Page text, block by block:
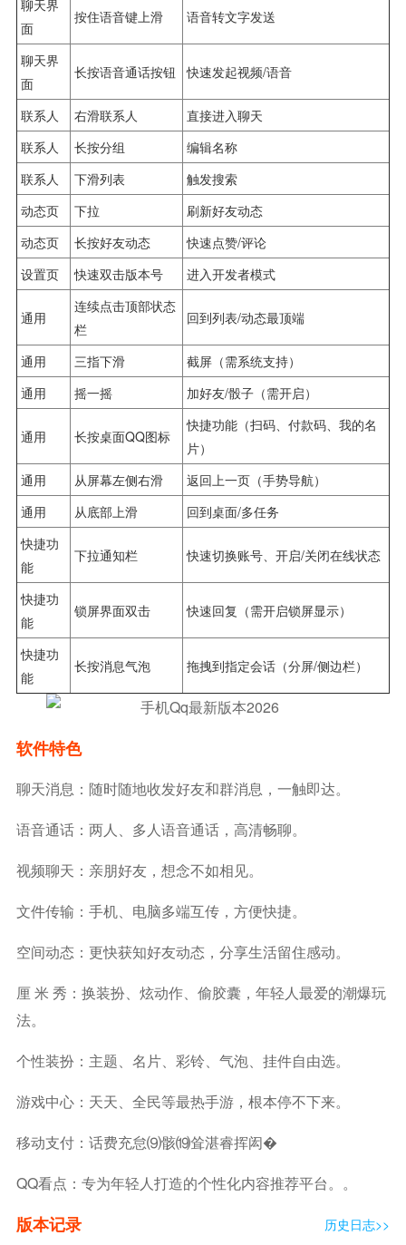
聊天界
面
按住语音键上滑 语音转文字发送
聊天界
面
长按语音通话按钮 快速发起视频/语音
联系人 右滑联系人
直接进入聊天
联系人
长按分组
编辑名称
联系人
下滑列表
触发搜索
动态页
下拉
刷新好友动态
动态页
长按好友动态
快速点赞/评论
设置页
快速双击版本号 进入开发者模式
通用
连续点击顶部状态
栏
回到列表/动态最顶端
通用 三指下滑
截屏（需系统支持）
通用
摇一摇 加好友/骰子（需开启）
通用 长按桌面QQ图标
快捷功能（扫码、付款码、我的名
片）
通用
从屏幕左侧右滑
返回上一页（手势导航）
通用
从底部上滑
回到桌面/多任务
快捷功
能
下拉通知栏 快速切换账号、开启/关闭在线状态
快捷功
能
锁屏界面双击 快速回复（需开启锁屏显示）
快捷功
能
长按消息气泡 拖拽到指定会话（分屏/侧边栏）
软件特色
聊天消息：随时随地收发好友和群消息，一触即达。
语音通话：两人、多人语音通话，高清畅聊。
视频聊天：亲朋好友，想念不如相见。
文件传输：手机、电脑多端互传，方便快捷。
空间动态：更快获知好友动态，分享生活留住感动。
厘 米 秀：换装扮、炫动作、偷胶囊，年轻人最爱的潮爆玩
法。
个性装扮：主题、名片、彩铃、气泡、挂件自由选。
游戏中心：天天、全民等最热手游，根本停不下来。
移动支付：话费充怠⑼骸⒆耸湛睿挥闳�
QQ看点：专为年轻人打造的个性化内容推荐平台。。
版本记录 历史日志>>